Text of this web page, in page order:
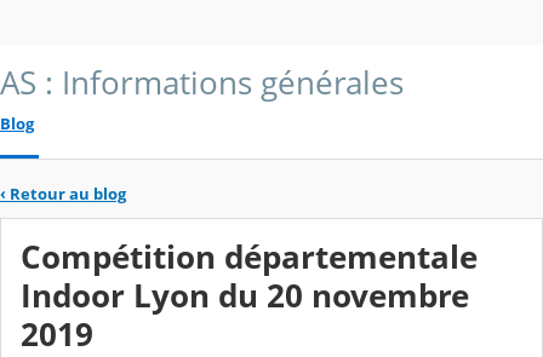
AS : Informations générales
Blog
‹ Retour au blog
Compétition départementale
Indoor Lyon du 20 novembre
2019